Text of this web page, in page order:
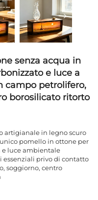
senza acqua in
e luce a
campo petrolifero,
borosilicato ritorto
artigianale in legno scuro
pomello in ottone per
e luce ambientale
essenziali privo di contatto
soggiorno, centro